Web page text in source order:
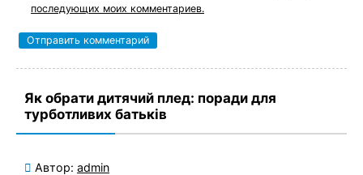
последующих моих комментариев.
Як обрати дитячий плед: поради для
турботливих батьків
Автор: admin